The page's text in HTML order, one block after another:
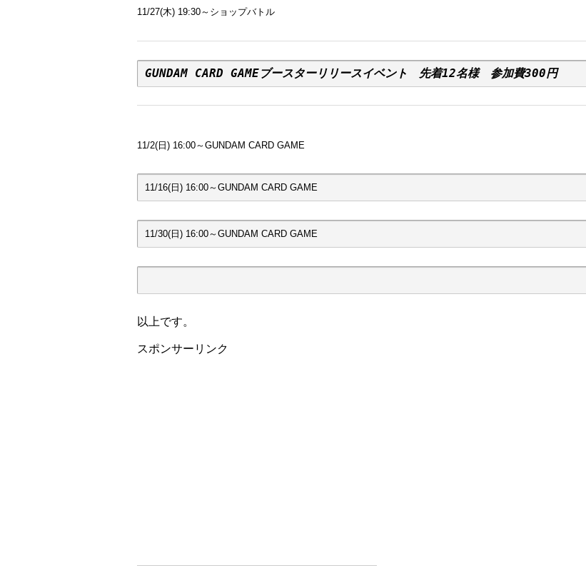
11/27(木) 19:30～ショップバトル
GUNDAM CARD GAMEブースターリリースイベント　先着12名様 参加費300円
11/2(日) 16:00～GUNDAM CARD GAME
11/30(日) 16:00～GUNDAM CARD GAME
以上です。
スポンサーリンク